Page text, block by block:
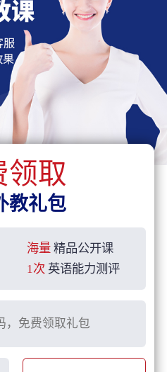
领取
教礼包
海量 精品公开课
1次 英语能力测评